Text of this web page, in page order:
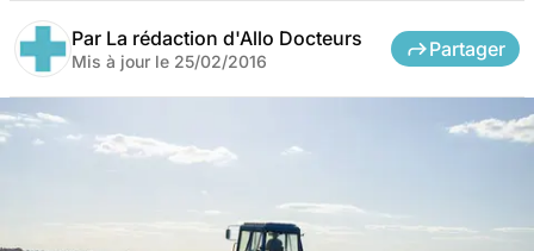
Par La rédaction d'Allo Docteurs
Mis à jour le 25/02/2016
Partager